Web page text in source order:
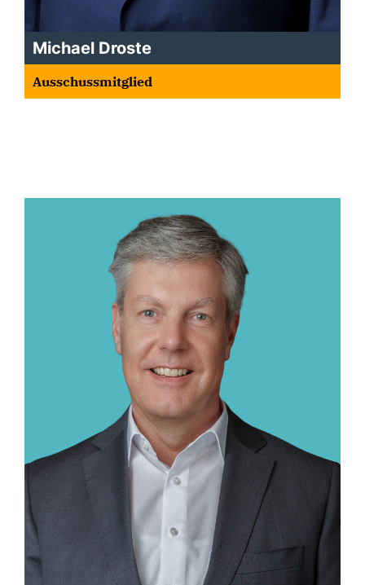
Michael Droste
Ausschussmitglied